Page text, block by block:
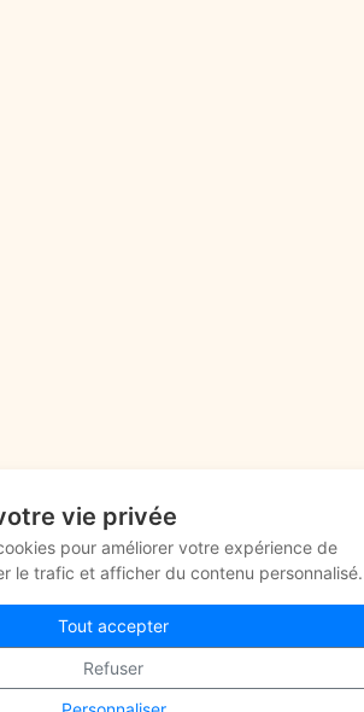
vie privée
pour améliorer votre expérience de
le trafic et afficher du contenu personnalisé.
Tout accepter
Refuser